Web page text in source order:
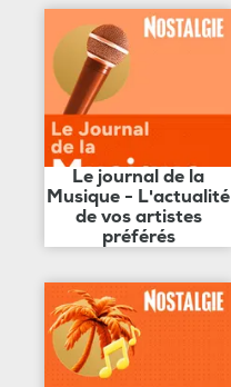
Le journal de la
Musique - L'actualité
de vos artistes
préférés